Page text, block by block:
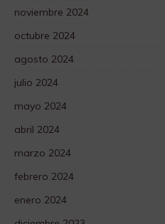
noviembre 2024
octubre 2024
agosto 2024
julio 2024
mayo 2024
abril 2024
marzo 2024
febrero 2024
enero 2024